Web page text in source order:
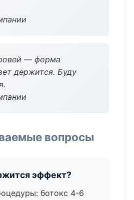
— форма
держится. Буду
вопросы
эффект?
ботокс 4-6